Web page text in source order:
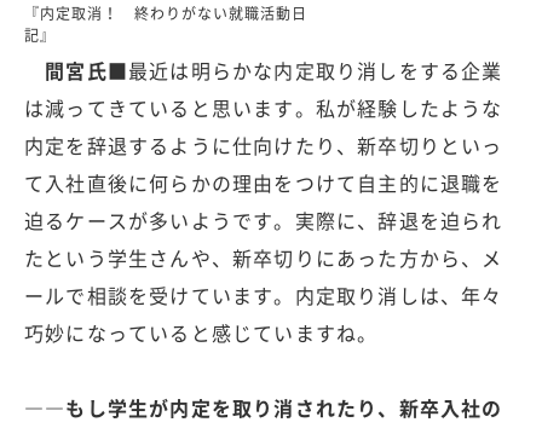
『内定取消！ 終わりがない就職活動日
記』
間宮氏■最近は明らかな内定取り消しをする企業
は減ってきていると思います。私が経験したような
内定を辞退するように仕向けたり、新卒切りといっ
て入社直後に何らかの理由をつけて自主的に退職を
迫るケースが多いようです。実際に、辞退を迫られ
たという学生さんや、新卒切りにあった方から、メ
ールで相談を受けています。内定取り消しは、年々
巧妙になっていると感じていますね。
――もし学生が内定を取り消されたり、新卒入社の